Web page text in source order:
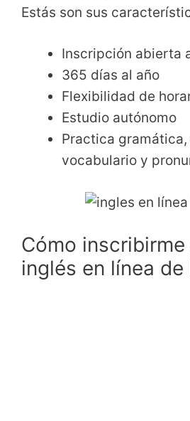
Estás son sus
Inscripción abierta
365 días al año
Flexibilidad de
Estudio autónomo
Practica
vocabulario y
Cómo
inglés en línea de